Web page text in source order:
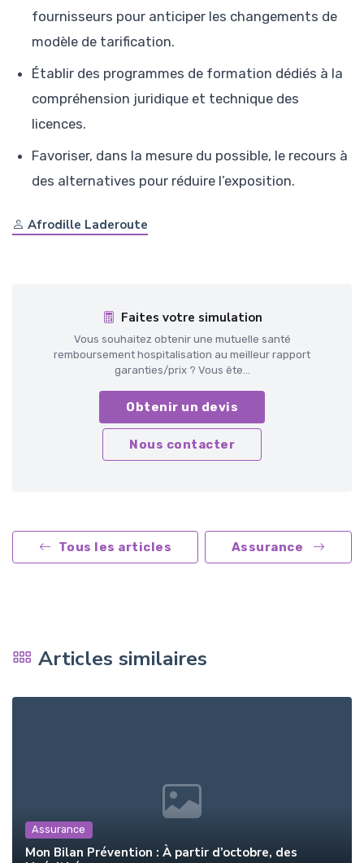
fournisseurs pour anticiper les changements de
modèle de tarification.
Établir des programmes de formation dédiés à la
compréhension juridique et technique des
licences.
Favoriser, dans la mesure du possible, le recours à
des alternatives pour réduire l’exposition.
Afrodille Laderoute
Faites votre simulation
Vous souhaitez obtenir une mutuelle santé
remboursement hospitalisation au meilleur rapport
garanties/prix ? Vous ête...
Obtenir un devis
Nous contacter
Tous les articles Assurance
Articles similaires
Assurance
Mon Bilan Prévention : À partir d’octobre, des